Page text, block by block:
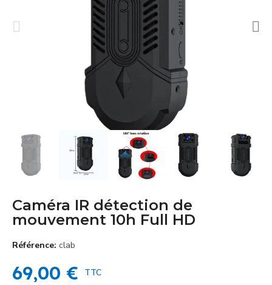
Caméra IR détection de
mouvement 10h Full HD
Référence clab
69,00 € TTC